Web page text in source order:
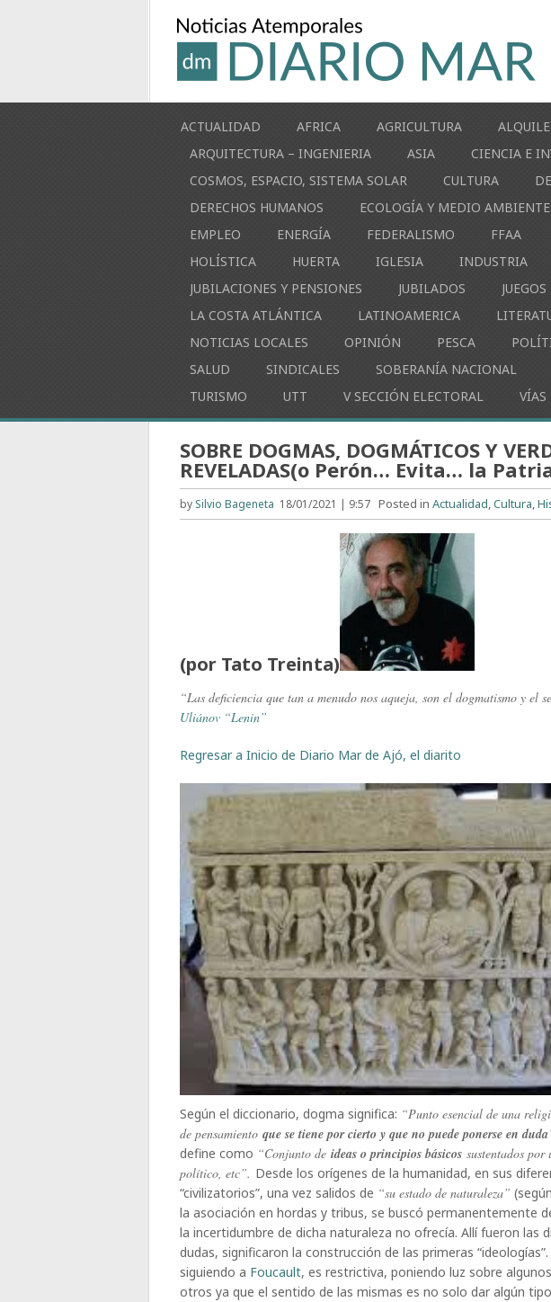
ACTUALIDAD AFRICA AGRICULTURA
ARQUITECTURA – INGENIERIA
ASIA CIENCIA E
COSMOS, ESPACIO, SISTEMA SOLAR
CULTURA
DERECHOS HUMANOS
ECOLOGÍA Y MEDIO AMBIENTE
EMPLEO
ENERGÍA FEDERALISMO FFAA
HOLÍSTICA
HUERTA IGLESIA INDUSTRIA
JUBILACIONES Y PENSIONES
JUBILADOS JUEGOS
LA COSTA ATLÁNTICA
LATINOAMERICA
NOTICIAS LOCALES
OPINIÓN PESCA
SALUD
SINDICALES SOBERANÍA NACIONAL
TURISMO
UTT V SECCIÓN ELECTORAL VÍAS
SOBRE DOGMAS, DOGMÁTICOS Y
REVELADAS(o Perón… Evita… la
by Silvio Bageneta 18/01/2021 | 9:57 Posted inActualidad,Cultura,
(por Tato Treinta)
“Las deficiencia que tan a menudo nos aqueja, son el dogmatismo y el
Uliánov “Lenin”
Regresar a Inicio de Diario Mar de Ajó, el diarito
Según el diccionario, dogma significa: “Punto esencial de una
de pensamientoque se tiene por cierto y que no puede ponerse en duda
define como “Conjunto deideas o principios básicos sustentados
político, etc”. Desde los orígenes de la humanidad, en sus
“civilizatorios”, una vez salidos de “su estado de naturaleza” (según
la asociación en hordas y tribus, se buscó permanentemente
la incertidumbre de dicha naturaleza no ofrecía. Allí fueron las
dudas, significaron la construcción de las primeras
siguiendo a Foucault, es restrictiva, poniendo luz sobre
otros ya que el sentido de las mismas es no solo dar algún